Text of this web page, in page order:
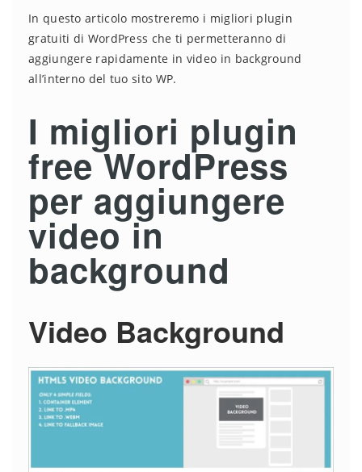
In questo articolo mostreremo i migliori plugin
gratuiti di WordPress che ti permetteranno di
aggiungere rapidamente in video in background
all’interno del tuo sito WP.
I migliori plugin
free WordPress
per aggiungere
video in
background
Video Background